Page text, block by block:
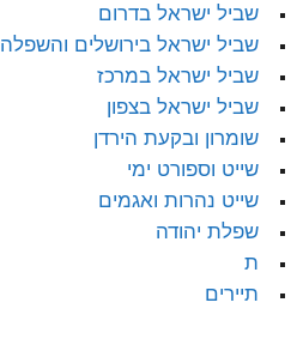
שביל ישראל בדרום
שביל ישראל בירושלים והשפלה
שביל ישראל במרכז
שביל ישראל בצפון
שומרון ובקעת הירדן
שייט וספורט ימי
שייט נהרות ואגמים
שפלת יהודה
ת
תיירים